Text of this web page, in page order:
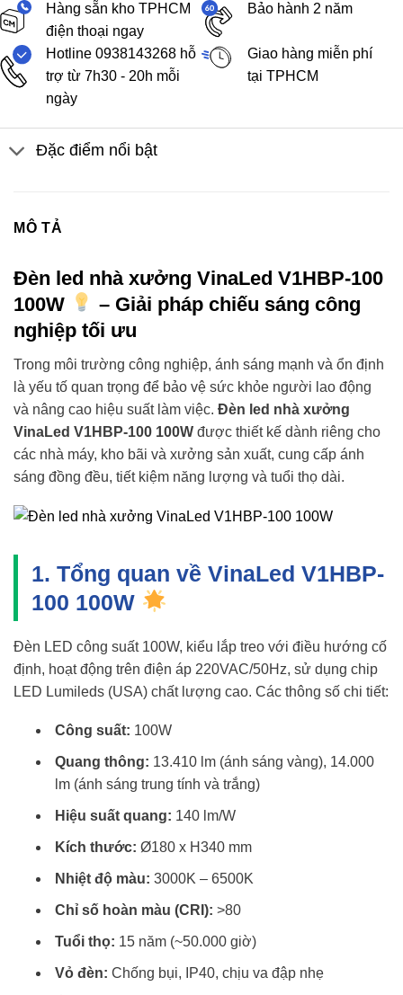
Hàng sẵn kho TPHCM
điện thoại ngay
Bảo hành 2 năm
Hotline 0938143268 hỗ
trợ từ 7h30 - 20h mỗi
ngày
Giao hàng miễn phí
tại TPHCM
Đặc điểm nổi bật
MÔ TẢ
Đèn led nhà xưởng VinaLed V1HBP-100
100W
– Giải pháp chiếu sáng công
nghiệp tối ưu
Trong môi trường công nghiệp, ánh sáng mạnh và ổn định
là yếu tố quan trọng để bảo vệ sức khỏe người lao động
và nâng cao hiệu suất làm việc. Đèn led nhà xưởng
VinaLed V1HBP-100 100W được thiết kế dành riêng cho
các nhà máy, kho bãi và xưởng sản xuất, cung cấp ánh
sáng đồng đều, tiết kiệm năng lượng và tuổi thọ dài.
1. Tổng quan về VinaLed V1HBP-
100 100W
Đèn LED công suất 100W, kiểu lắp treo với điều hướng cố
định, hoạt động trên điện áp 220VAC/50Hz, sử dụng chip
LED Lumileds (USA) chất lượng cao. Các thông số chi tiết:
Công suất: 100W
Quang thông: 13.410 lm (ánh sáng vàng), 14.000
lm (ánh sáng trung tính và trắng)
Hiệu suất quang: 140 lm/W
Kích thước: Ø180 x H340 mm
Nhiệt độ màu: 3000K – 6500K
Chỉ số hoàn màu (CRI): >80
Tuổi thọ: 15 năm (~50.000 giờ)
Vỏ đèn: Chống bụi, IP40, chịu va đập nhẹ